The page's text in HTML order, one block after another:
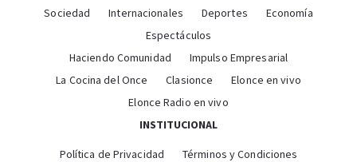
Sociedad
Internacionales Deportes
Economía
Espectáculos
Haciendo Comunidad
Impulso Empresarial
La Cocina del Once
Clasionce
Elonce en vivo
Elonce Radio en vivo
INSTITUCIONAL
Política de Privacidad Términos y Condiciones